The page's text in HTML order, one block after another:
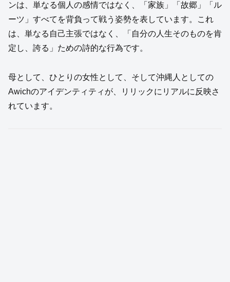
ンは、単なる個人の感情ではなく、「家族」「故郷」「ル
ーツ」すべてを背負って戦う姿勢を表しています。これ
は、単なる自己主張ではなく、「自分の人生そのものを肯
定し、誇る」ための詩的な行為です。
母として、ひとりの女性として、そして沖縄人としての
Awichのアイデンティティが、リリックにリアルに反映さ
れています。